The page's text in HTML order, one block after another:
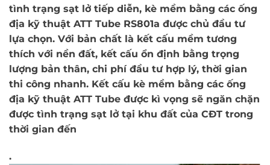
tình trạng sạt lở tiếp diễn, kè mềm bằng các ống
địa kỹ thuật ATT Tube RS801a được chủ đầu tư
lựa chọn. Với bản chất là kết cấu mềm tương
thích với nền đất, kết cấu ổn định bằng trọng
lượng bản thân, chi phí đầu tư hợp lý, thời gian
thi công nhanh. Kết cấu kè mềm bằng các ống
địa kỹ thuật ATT Tube được kì vọng sẽ ngăn chặn
được tình trạng sạt lở tại khu đất của CĐT trong
thời gian đến
.